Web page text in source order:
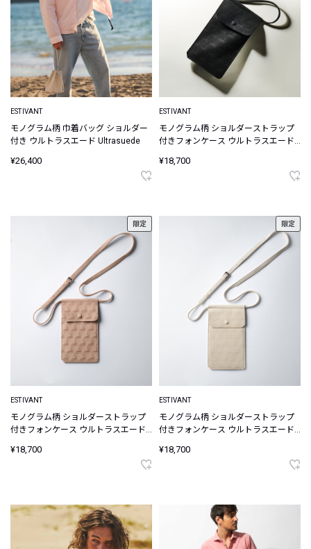
ESTIVANT
モノグラム柄 巾着バッグ ショルダー
付き ウルトラスエード Ultrasuede
¥26,400
ESTIVANT
モノグラム柄 ショルダーストラップ
付きフォンケース ウルトラスエード
¥18,700
限定
ESTIVANT
モノグラム柄 ショルダーストラップ
付きフォンケース ウルトラスエード
¥18,700
限定
ESTIVANT
モノグラム柄 ショルダーストラップ
付きフォンケース ウルトラスエード
¥18,700